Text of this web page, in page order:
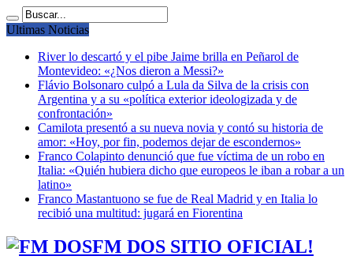
Ultimas Noticias
River lo descartó y el pibe Jaime brilla en Peñarol de
Montevideo: «¿Nos dieron a Messi?»
Flávio Bolsonaro culpó a Lula da Silva de la crisis con
Argentina y a su «política exterior ideologizada y de
confrontación»
Camilota presentó a su nueva novia y contó su historia de
amor: «Hoy, por fin, podemos dejar de escondernos»
Franco Colapinto denunció que fue víctima de un robo en
Italia: «Quién hubiera dicho que europeos le iban a robar a un
latino»
Franco Mastantuono se fue de Real Madrid y en Italia lo
recibió una multitud: jugará en Fiorentina
FM DOS SITIO OFICIAL!